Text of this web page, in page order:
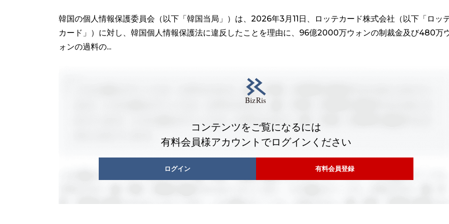
韓国の個人情報保護委員会（以下「韓国当局」）は、2026年3月11日、ロッテカード株式会社（以下「ロッ
カード」）に対し、韓国個人情報保護法に違反したことを理由に、96億2000万ウォンの制裁金及び480万
ォンの過料の...
コンテンツをご覧になるには
有料会員様アカウントでログインください
ログイン 有料会員登録